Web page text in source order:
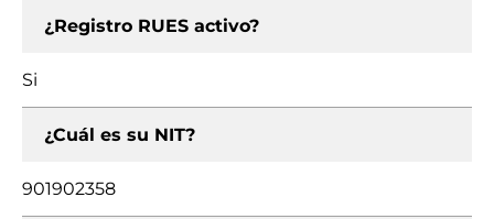
¿Registro RUES activo?
Si
¿Cuál es su NIT?
901902358